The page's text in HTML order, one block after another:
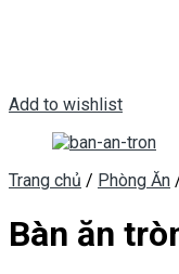
Add to wishlist
Trang chủ / Phòng Ăn
Bàn ăn